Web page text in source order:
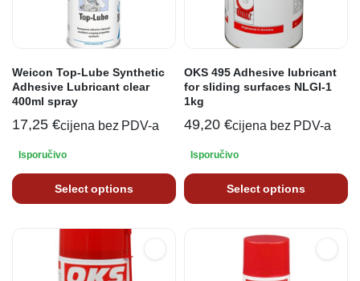
Weicon Top-Lube Synthetic
Adhesive Lubricant clear
400ml spray
17,25 €cijena bez PDV-a
Isporučivo
Select options
OKS 495 Adhesive lubricant
for sliding surfaces NLGI-1
1kg
49,20 €cijena bez PDV-a
Isporučivo
Select options